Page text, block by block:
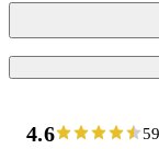
4.6